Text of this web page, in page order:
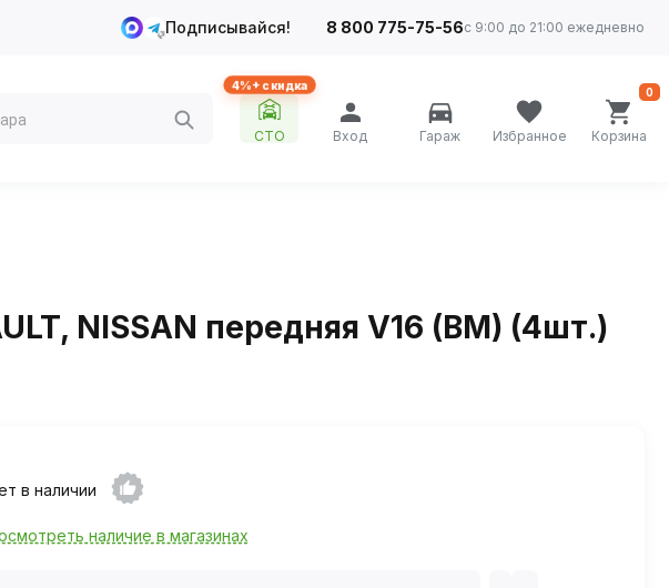
Подписывайся! 8 800 775-75-56с 9:00 до 21:00 ежедневно
4%+ скидка
СТО Вход Гараж Избранное Корзина
0
NISSAN передняя V16 (BM) (4шт.)
в наличии
наличие в магазинах